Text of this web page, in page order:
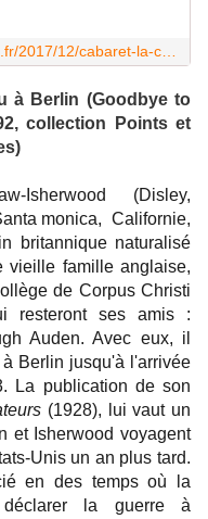
à Berlin (Goodbye to
collection Points et
Isherwood (Disley,
monica, Californie,
britannique naturalisé
vieille famille anglaise,
de Corpus Christi
resteront ses amis :
Auden. Avec eux, il
Berlin jusqu'à l'arrivée
La publication de son
(1928), lui vaut un
et Isherwood voyagent
Unis un an plus tard.
en des temps où la
déclarer la guerre à